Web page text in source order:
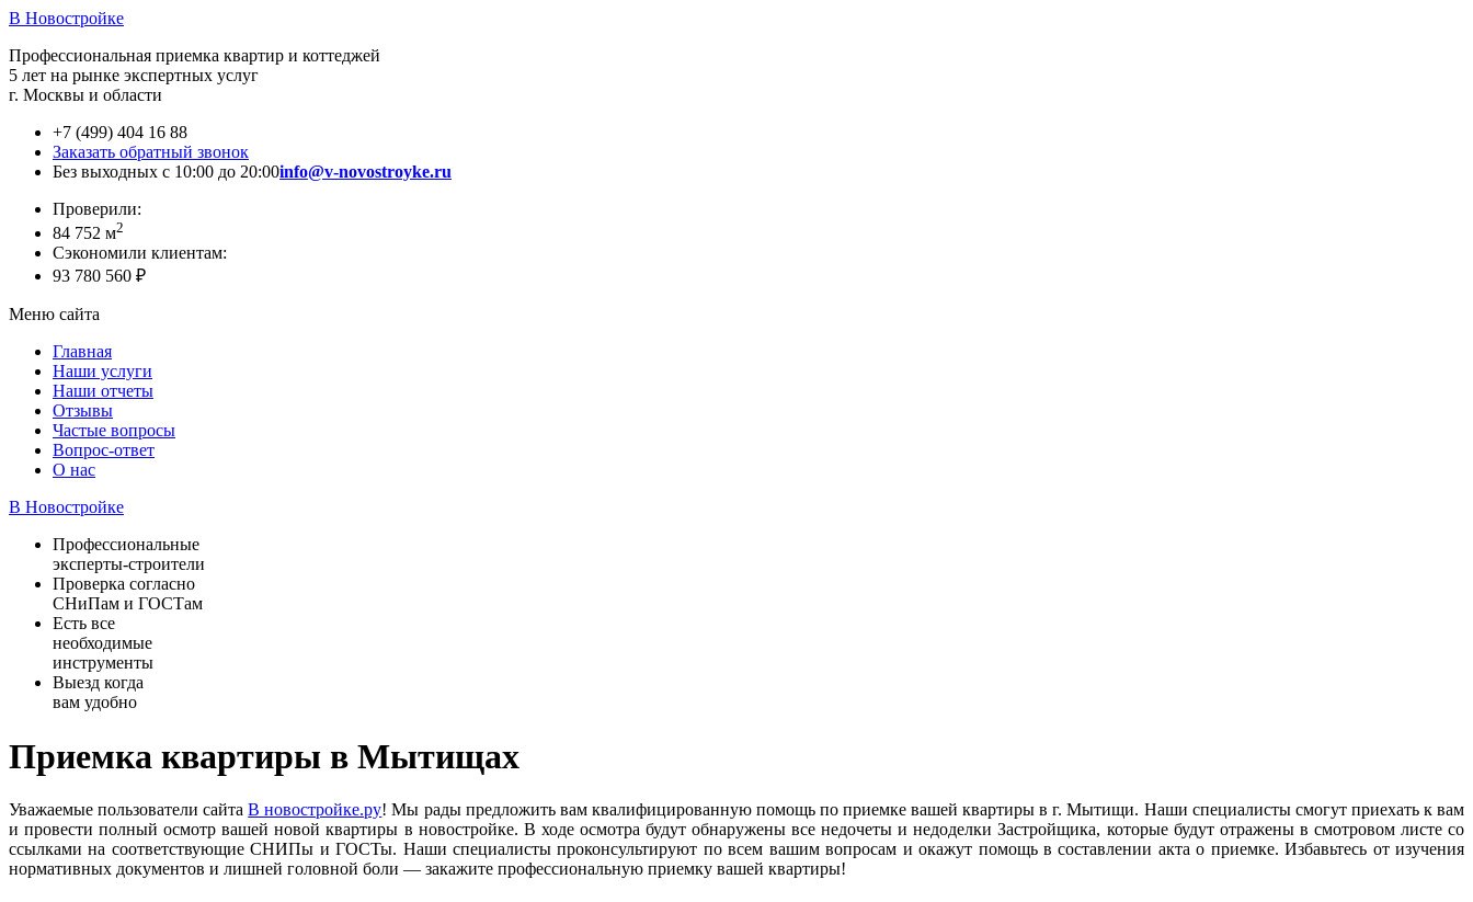
В Новостройке
Профессиональная приемка квартир и коттеджей
5 лет на рынке экспертных услуг
г. Москвы и области
+7 (499) 404 16 88
Заказать обратный звонок
Без выходных с 10:00 до 20:00info@v-novostroyke.ru
Проверили:
84 752 м2
Сэкономили клиентам:
93 780 560 ₽
Меню сайта
Главная
Наши услуги
Наши отчеты
Отзывы
Частые вопросы
Вопрос-ответ
О нас
В Новостройке
Профессиональные
эксперты-строители
Проверка согласно
СНиПам и ГОСТам
Есть все
необходимые
инструменты
Выезд когда
вам удобно
Приемка квартиры в Мытищах
Уважаемые пользователи сайтаВ новостройке.ру! Мы рады предложить вам квалифицированную помощь по приемке вашей квартиры в г. Мытищи. Наши специалисты смогут приехать к вам
и провести полный осмотр вашей новой квартиры в новостройке. В ходе осмотра будут обнаружены все недочеты и недоделки Застройщика, которые будут отражены в смотровом листе со
ссылками на соответствующие СНИПы и ГОСТы. Наши специалисты проконсультируют по всем вашим вопросам и окажут помощь в составлении акта о приемке. Избавьтесь от изучения
нормативных документов и лишней головной боли — закажите профессиональную приемку вашей квартиры!